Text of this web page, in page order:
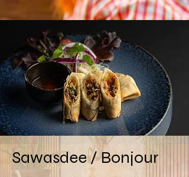
Sawasdee / Bonjour